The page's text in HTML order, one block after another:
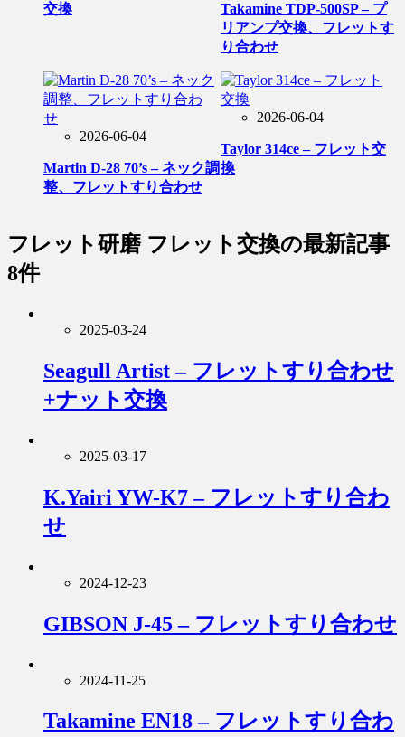
交換
Takamine TDP-500SP – プ
リアンプ交換、フレットす
り合わせ
2026-06-04
Martin D-28 70’s – ネック調
整、フレットすり合わせ
2026-06-04
Taylor 314ce – フレット交
換
フレット研磨 フレット交換の最新記事
8件
2025-03-24
Seagull Artist – フレットすり合わせ
+ナット交換
2025-03-17
K.Yairi YW-K7 – フレットすり合わ
せ
2024-12-23
GIBSON J-45 – フレットすり合わせ
2024-11-25
Takamine EN18 – フレットすり合わ